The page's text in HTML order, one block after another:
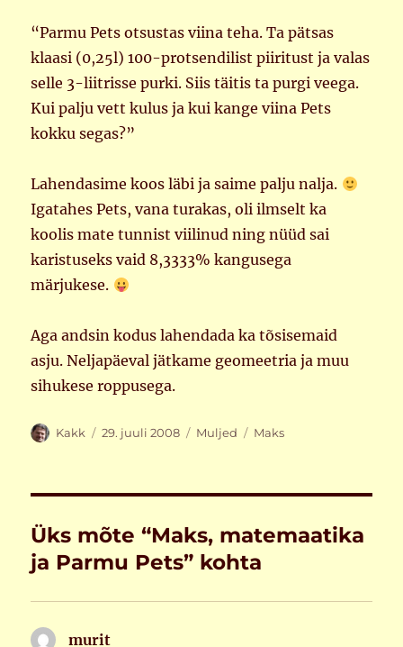
“Parmu Pets otsustas viina teha. Ta pätsas
klaasi (0,25l) 100-protsendilist piiritust ja valas
selle 3-liitrisse purki. Siis täitis ta purgi veega.
Kui palju vett kulus ja kui kange viina Pets
kokku segas?”
Lahendasime koos läbi ja saime palju nalja.
Igatahes Pets, vana turakas, oli ilmselt ka
koolis mate tunnist viilinud ning nüüd sai
karistuseks vaid 8,3333% kangusega
märjukese.
Aga andsin kodus lahendada ka tõsisemaid
asju. Neljapäeval jätkame geomeetria ja muu
sihukese roppusega.
Autor
Kakk Postitatud
29. juuli 2008 Rubriigid
Muljed Sildid
Maks
Üks mõte “Maks, matemaatika
ja Parmu Pets” kohta
murit